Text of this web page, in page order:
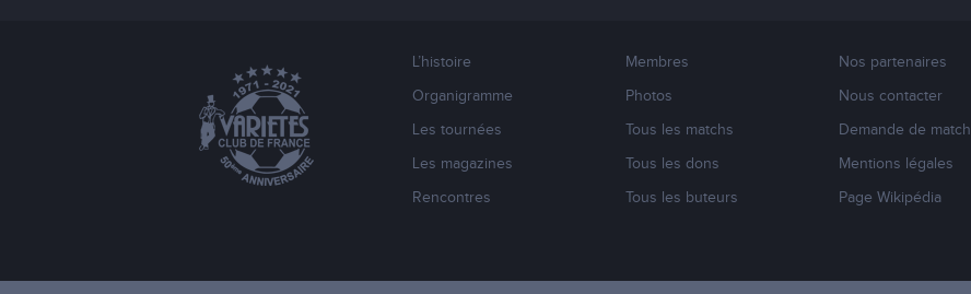
L’histoire
Organigramme
Les tournées
Les magazines
Rencontres
Membres
Photos
Tous les matchs
Tous les dons
Tous les buteurs
Nos partenaires
Nous contacter
Demande de match
Mentions légales
Page Wikipédia